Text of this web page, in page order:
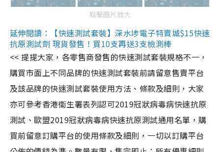
點擊圖片放大
延伸閱讀：【快速測試套裝】深水埗電子特賣城$15快速
抗原測試劑 現貨發售！買10支再送3支檢測棒
<< 提提大家，各零售商發售的快速測試套裝規格不一，
購買市面上不同品牌的快速測試套裝前請留意售賣平台
及該品牌的快速測試套裝使用方法、條款及細則，大家
亦可參考香港衞生署表列認可2019冠狀病毒病快速抗原
測試、歐盟2019冠狀病毒病快速抗原測試通用名單，購
買前留意訂購平台的使用條款及細則，一切以訂購平台